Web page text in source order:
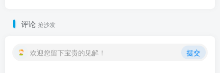
评论 抢沙发
欢迎您留下宝贵的见解！ 提交